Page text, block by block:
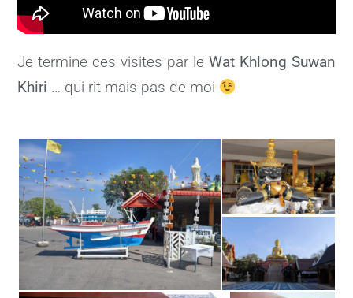
Je termine ces visites par le Wat Khlong Suwan
Khiri … qui rit mais pas de moi